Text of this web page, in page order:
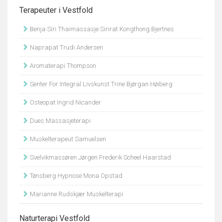
Terapeuter i Vestfold
Benja Siri Thaimassasje Sirirat Kongthong Bjertnes
Naprapat Trudi Andersen
Aromaterapi Thompson
Senter For Integral Livskunst Trine Bjørgan Høiberg
Osteopat Ingrid Nicander
Dues Massasjeterapi
Muskelterapeut Samuelsen
Svelvikmassøren Jørgen Frederik Scheel Haarstad
Tønsberg Hypnose Mona Opstad
Marianne Rudskjær Muskelterapi
Naturterapi Vestfold